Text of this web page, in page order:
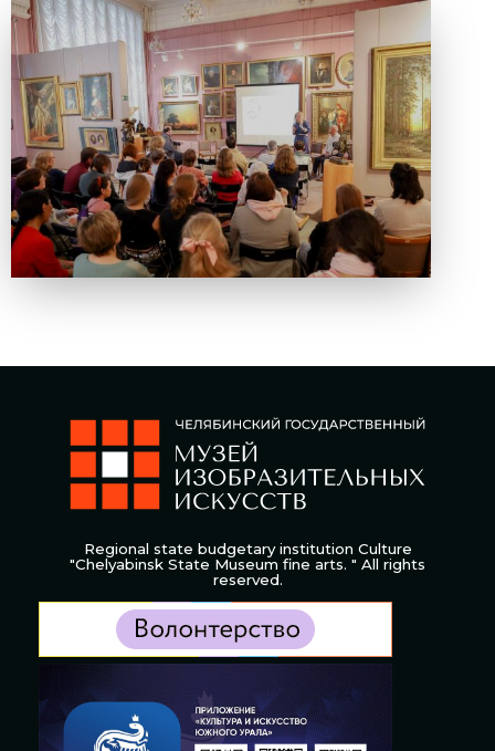
Regional state budgetary institution Culture
"Chelyabinsk State Museum fine arts. " All rights
reserved.